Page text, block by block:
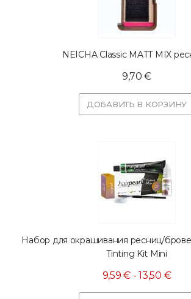
NEICHA Classic MATT MIX
9,70 €
ДОБАВИТЬ В КОРЗИНУ
Набор для окрашивания ресниц/
Tinting Kit Mini
9,59 € - 13,50 €